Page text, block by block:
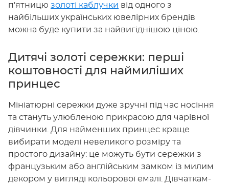
п'ятницю золоті каблучки від одного з
найбільших українських ювелірних брендів
можна буде купити за найвигіднішою ціною.
Дитячі золоті сережки: перші
коштовності для наймиліших
принцес
Мініатюрні сережки дуже зручні під час носіння
та стануть улюбленою прикрасою для чарівної
дівчинки. Для найменших принцес краще
вибирати моделі невеликого розміру та
простого дизайну: це можуть бути сережки з
французьким або англійським замком із милим
декором у вигляді кольорової емалі. Дівчаткам-